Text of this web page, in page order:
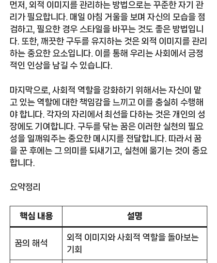
먼저, 외적 이미지를 관리하는 방법으로는 꾸준한 자기 관
리가 필요합니다. 매일 아침 거울을 보며 자신의 모습을 점
검하고, 필요한 경우 스타일을 바꾸는 것도 좋은 방법입니
다. 또한, 깨끗한 구두를 유지하는 것은 외적 이미지를 관리
하는 중요한 요소입니다. 이를 통해 우리는 사회에서 긍정
적인 인상을 남길 수 있습니다.
마지막으로, 사회적 역할을 강화하기 위해서는 자신이 맡
고 있는 역할에 대한 책임감을 느끼고 이를 충실히 수행해
야 합니다. 각자의 자리에서 최선을 다하는 것은 개인의 성
장에도 기여합니다. 구두를 닦는 꿈은 이러한 실천의 필요
성을 일깨워주는 중요한 메시지를 전달합니다. 따라서 꿈
을 꾼 후에는 그 의미를 되새기고, 실천에 옮기는 것이 중요
합니다.
요약정리
핵심 내용 설명
꿈의 해석
외적 이미지와 사회적 역할을 돌아보는
기회